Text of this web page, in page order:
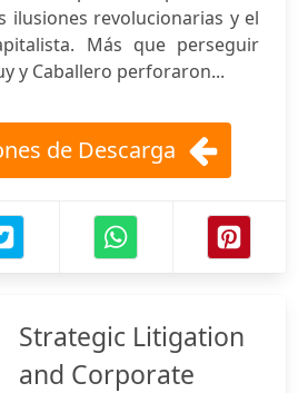
ilusiones revolucionarias y el
Más que perseguir
y Caballero perforaron...
de Descarga
Strategic Litigation
and Corporate